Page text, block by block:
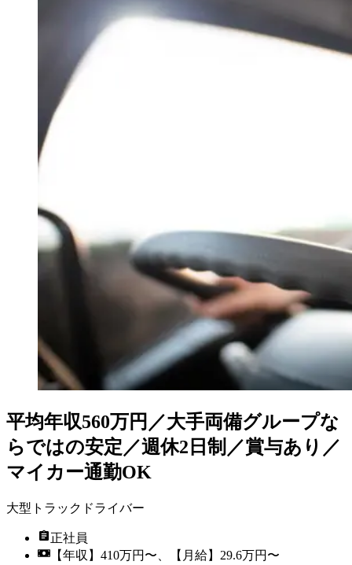
平均年収560万円／大手両備グループな
らではの安定／週休2日制／賞与あり／
マイカー通勤OK
大型トラックドライバー
正社員
【年収】410万円〜、【月給】29.6万円〜